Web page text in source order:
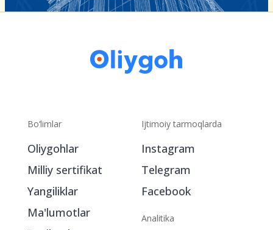
Bo‘limlar
Oliygohlar
Milliy sertifikat
Yangiliklar
Ma'lumotlar
Ijtimoiy tarmoqlarda
Instagram
Telegram
Facebook
Analitika